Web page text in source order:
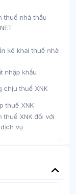
thuế nhà thầu
kê khai thuế nhà
nhập khẩu
chịu thuế XNK
thuế XNK
thuế XNK đối với
vụ